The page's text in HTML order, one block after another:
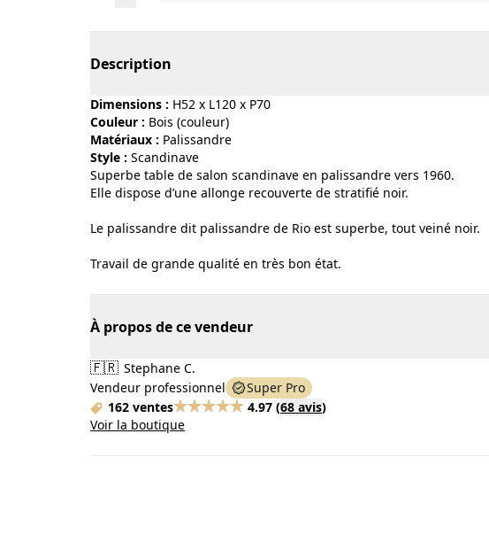
Description
Dimensions : H52 x L120 x P70
Couleur :
bois (couleur)
Matériaux :
palissandre
Style :
scandinave
Superbe table de salon scandinave en palissandre vers 1960.
Elle dispose d’une allonge recouverte de stratifié noir.
Le palissandre dit palissandre de Rio est superbe, tout veiné noir.
Travail de grande qualité en très bon état.
À propos de ce vendeur
🇫🇷 Stephane C.
Vendeur professionnel
Super Pro
162 ventes
4.97 (68 avis)
Voir la boutique